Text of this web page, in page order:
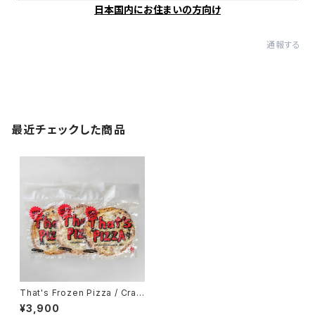
日本国内にお住まいの方向け
通報する
最近チェックした商品
That's Frozen Pizza / Craft
Quattro Formaggi 3枚set
¥3,900